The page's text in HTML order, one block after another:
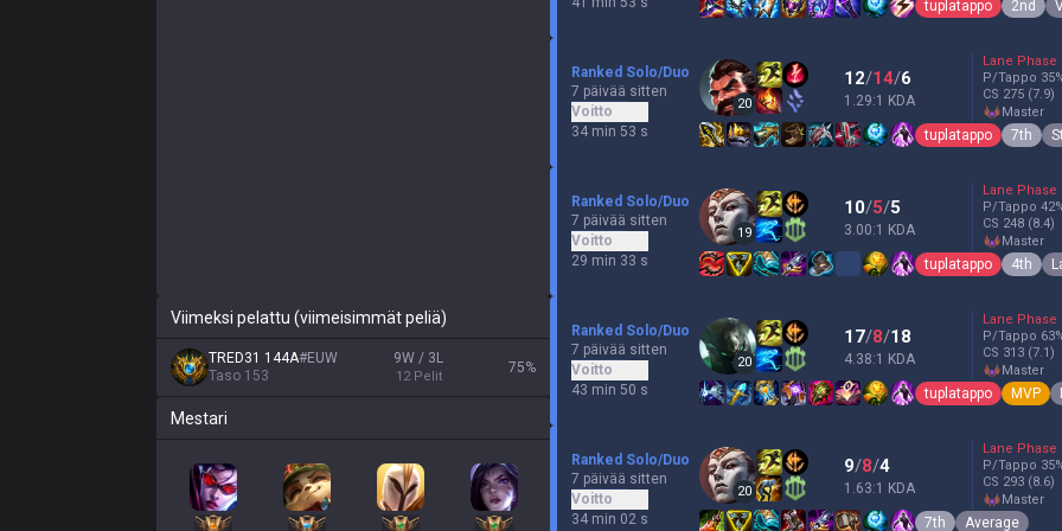
Viimeksi pelattu (viimeisimmät peliä)
TRED31 144A#EUW
Taso 153
9W / 3L
12 Pelit
75%
Mestari
tuplatappo 2nd
Ranked Solo/Duo
7 päivää sitten
Voitto
34 min 53 s
20
12/14/6
1.29:1 KDA
Lane Phase
P/Tappo 35
CS 275 (7.9)
master
tuplatappo 7th
Ranked Solo/Duo
7 päivää sitten
Voitto
29 min 33 s
19
10/5/5
3.00:1 KDA
Lane Phase
P/Tappo 42
CS 248 (8.4)
master
tuplatappo 4th
Ranked Solo/Duo
7 päivää sitten
Voitto
43 min 50 s
20
17/8/18
4.38:1 KDA
Lane Phase
P/Tappo 63
CS 313 (7.1)
master
tuplatappo MVP
Ranked Solo/Duo
7 päivää sitten
Voitto
34 min 02 s
20
9/8/4
1.63:1 KDA
Lane Phase
P/Tappo 35
CS 293 (8.6)
master
7th Average